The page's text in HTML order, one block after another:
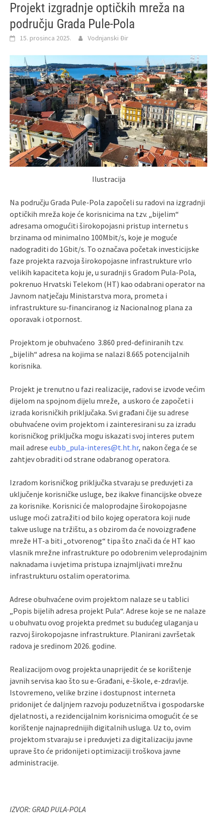
Projekt izgradnje optičkih mreža na
području Grada Pule-Pola
15. prosinca 2025. Vodnjanski Đir
Ilustracija
Na području Grada Pule-Pola započeli su radovi na izgradnji
optičkih mreža koje će korisnicima na tzv. „bijelim“
adresama omogućiti širokopojasni pristup internetu s
brzinama od minimalno 100Mbit/s, koje je moguće
nadograditi do 1Gbit/s. To označava početak investicijske
faze projekta razvoja širokopojasne infrastrukture vrlo
velikih kapaciteta koju je, u suradnji s Gradom Pula-Pola,
pokrenuo Hrvatski Telekom (HT) kao odabrani operator na
Javnom natječaju Ministarstva mora, prometa i
infrastrukture su-financiranog iz Nacionalnog plana za
oporavak i otpornost.
Projektom je obuhvaćeno 3.860 pred-definiranih tzv.
„bijelih“ adresa na kojima se nalazi 8.665 potencijalnih
korisnika.
Projekt je trenutno u fazi realizacije, radovi se izvode većim
dijelom na spojnom dijelu mreže, a uskoro će započeti i
izrada korisničkih priključaka. Svi građani čije su adrese
obuhvaćene ovim projektom i zainteresirani su za izradu
korisničkog priključka mogu iskazati svoj interes putem
mail adrese eubb_pula-interes@t.ht.hr, nakon čega će se
zahtjev obraditi od strane odabranog operatora.
Izradom korisničkog priključka stvaraju se preduvjeti za
uključenje korisničke usluge, bez ikakve financijske obveze
za korisnike. Korisnici će maloprodajne širokopojasne
usluge moći zatražiti od bilo kojeg operatora koji nude
takve usluge na tržištu, a s obzirom da će novoizgrađene
mreže HT-a biti „otvorenog“ tipa što znači da će HT kao
vlasnik mrežne infrastrukture po odobrenim veleprodajnim
naknadama i uvjetima pristupa iznajmljivati mrežnu
infrastrukturu ostalim operatorima.
Adrese obuhvaćene ovim projektom nalaze se u tablici
„Popis bijelih adresa projekt Pula“. Adrese koje se ne nalaze
u obuhvatu ovog projekta predmet su budućeg ulaganja u
razvoj širokopojasne infrastrukture. Planirani završetak
radova je sredinom 2026. godine.
Realizacijom ovog projekta unaprijedit će se korištenje
javnih servisa kao što su e-Građani, e-škole, e-zdravlje.
Istovremeno, velike brzine i dostupnost interneta
pridonijet će daljnjem razvoju poduzetništva i gospodarske
djelatnosti, a rezidencijalnim korisnicima omogućit će se
korištenje najnaprednijih digitalnih usluga. Uz to, ovim
projektom stvaraju se i preduvjeti za digitalizaciju javne
uprave što će pridonijeti optimizaciji troškova javne
administracije.
IZVOR: GRAD PULA-POLA